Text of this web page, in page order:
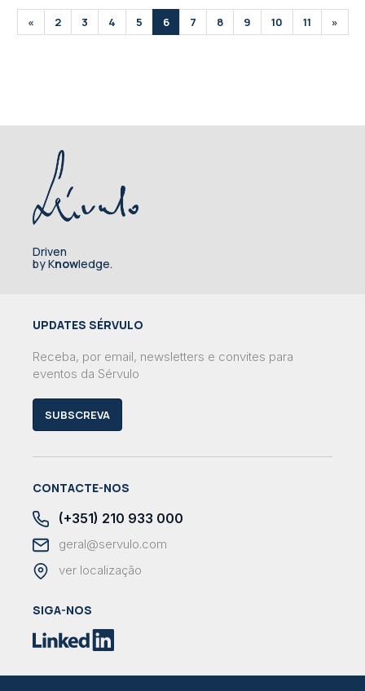
« 2 3 4 5 6 7 8 9 10 11 »
Driven
by Knowledge.
UPDATES SÉRVULO
Receba, por email, newsletters e convites para
eventos da Sérvulo
SUBSCREVA
CONTACTE-NOS
(+351) 210 933 000
geral@servulo.com
ver localização
SIGA-NOS